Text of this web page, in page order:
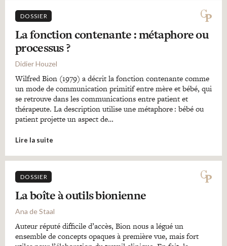
DOSSIER
La fonction contenante : métaphore ou
processus ?
Didier Houzel
Wilfred Bion (1979) a décrit la fonction contenante comme
un mode de communication primitif entre mère et bébé, qui
se retrouve dans les communications entre patient et
thérapeute. La description utilise une métaphore : bébé ou
patient projette un aspect de…
Lire la suite
DOSSIER
La boîte à outils bionienne
Ana de Staal
Auteur réputé difficile d’accès, Bion nous a légué un
ensemble de concepts opaques à première vue, mais fort